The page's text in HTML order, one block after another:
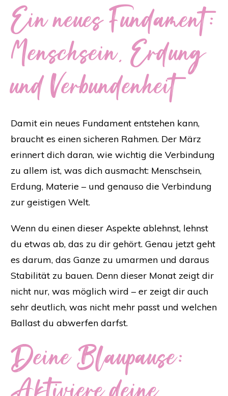
Ein neues Fundament:
Menschsein, Erdung
und Verbundenheit
Damit ein neues Fundament entstehen kann,
braucht es einen sicheren Rahmen. Der März
erinnert dich daran, wie wichtig die Verbindung
zu allem ist, was dich ausmacht: Menschsein,
Erdung, Materie – und genauso die Verbindung
zur geistigen Welt.
Wenn du einen dieser Aspekte ablehnst, lehnst
du etwas ab, das zu dir gehört. Genau jetzt geht
es darum, das Ganze zu umarmen und daraus
Stabilität zu bauen. Denn dieser Monat zeigt dir
nicht nur, was möglich wird – er zeigt dir auch
sehr deutlich, was nicht mehr passt und welchen
Ballast du abwerfen darfst.
Deine Blaupause: